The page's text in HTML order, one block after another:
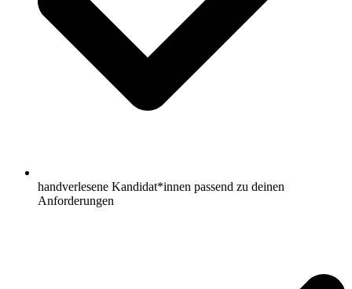
handverlesene Kandidat*innen passend zu deinen
Anforderungen